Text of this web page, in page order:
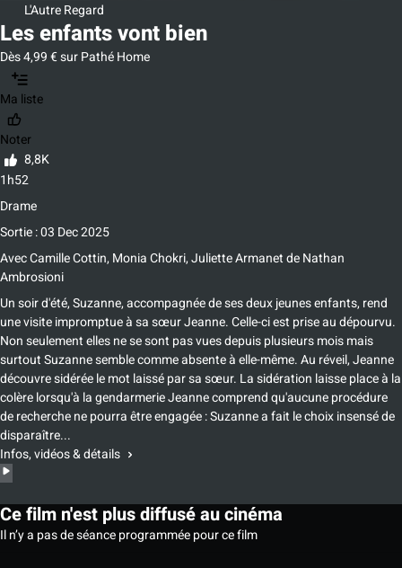
L'Autre Regard
Les enfants vont bien
Dès 4,99 € sur Pathé Home
Ma liste
Noter
8,8K
1h52
Drame
Sortie : 03 Dec 2025
AvecCamille Cottin, Monia Chokri, Juliette ArmanetdeNathan
Ambrosioni
Un soir d'été, Suzanne, accompagnée de ses deux jeunes enfants, rend
une visite impromptue à sa sœur Jeanne. Celle-ci est prise au dépourvu.
Non seulement elles ne se sont pas vues depuis plusieurs mois mais
surtout Suzanne semble comme absente à elle-même. Au réveil, Jeanne
découvre sidérée le mot laissé par sa sœur. La sidération laisse place à la
colère lorsqu'à la gendarmerie Jeanne comprend qu'aucune procédure
de recherche ne pourra être engagée : Suzanne a fait le choix insensé de
disparaître...
Infos, vidéos & détails
Ce film n'est plus diffusé au cinéma
Il n’y a pas de séance programmée pour ce film